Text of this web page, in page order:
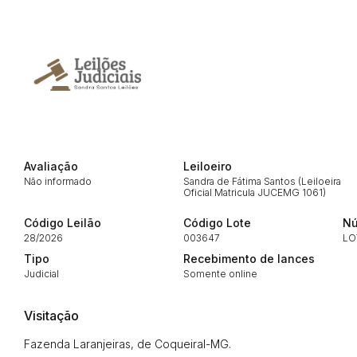
Avaliação
Não informado
Leiloeiro
Sandra de Fátima Santos (Leiloeira
Oficial Matricula JUCEMG 1061)
Código Leilão
28/2026
Código Lote
003647
Tipo
Judicial
Recebimento de lances
Somente online
Visitação
Fazenda Laranjeiras, de Coqueiral-MG.